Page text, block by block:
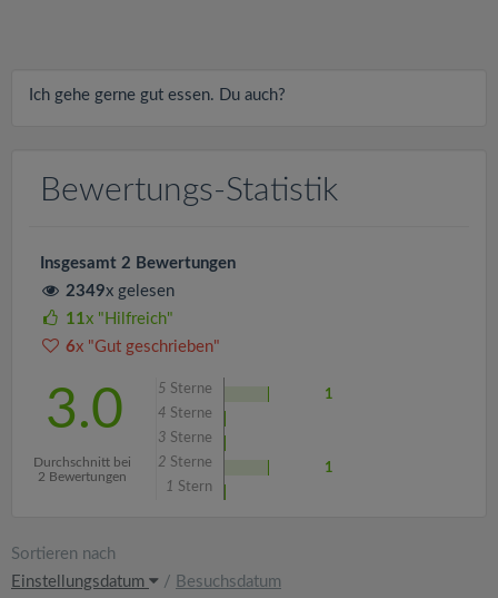
Ich gehe gerne gut essen. Du auch?
Bewertungs-Statistik
Insgesamt 2 Bewertungen
2349x gelesen
11x "Hilfreich"
6x "Gut geschrieben"
3.0
Durchschnitt bei
2 Bewertungen
5 Sterne
1
4 Sterne
3 Sterne
2 Sterne
1
1 Stern
Sortieren nach
Einstellungsdatum
/ Besuchsdatum
t
o
n